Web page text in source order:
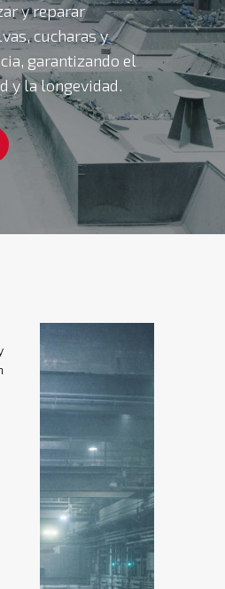
y reparar
cucharas y
garantizando el
y la longevidad.